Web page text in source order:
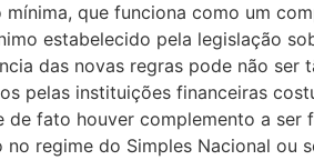
que funciona como um
estabelecido pela legislação
das novas regras pode não
pelas instituições financeiras
fato houver complemento a ser
regime do Simples Nacional ou